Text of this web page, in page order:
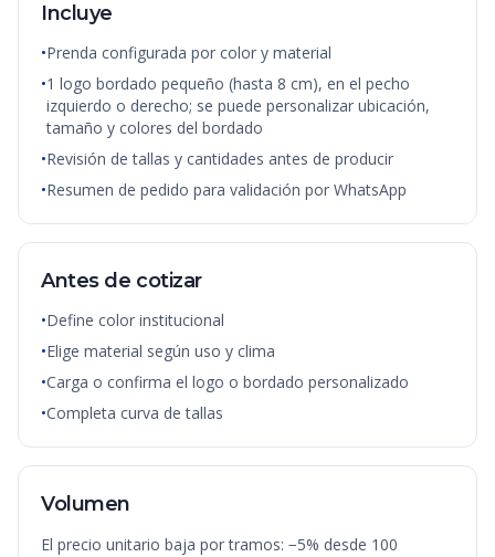
Incluye
•Prenda configurada por color y material
•1 logo bordado pequeño (hasta 8 cm), en el pecho
izquierdo o derecho; se puede personalizar ubicación,
tamaño y colores del bordado
•Revisión de tallas y cantidades antes de producir
•Resumen de pedido para validación por WhatsApp
Antes de cotizar
•Define color institucional
•Elige material según uso y clima
•Carga o confirma el logo o bordado personalizado
•Completa curva de tallas
Volumen
El precio unitario baja por tramos: −5% desde 100